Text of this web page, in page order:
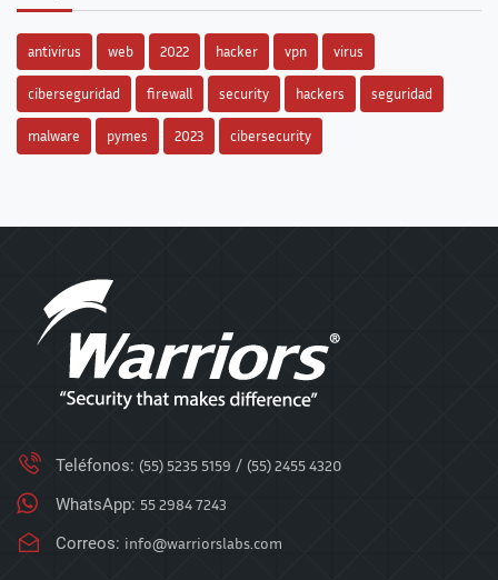
antivirus web 2022 hacker vpn virus
ciberseguridad firewall security hackers seguridad
malware pymes 2023 cibersecurity
Teléfonos: (55) 5235 5159 / (55) 2455 4320
WhatsApp: 55 2984 7243
Correos: info@warriorslabs.com